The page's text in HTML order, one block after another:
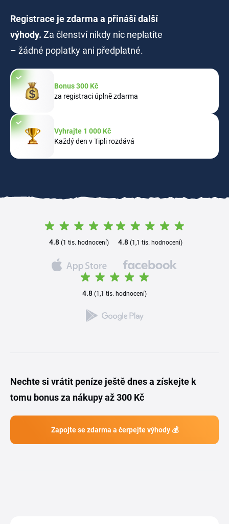
Registrace je zdarma a přináší další
výhody. Za členství nikdy nic neplatíte
– žádné poplatky ani předplatné.
Bonus 300 Kč
za registraci úplně zdarma
Vyhrajte 1 000 Kč
Každý den v Tipli rozdává
4.8 (1 tis. hodnocení) 4.8(1,1 tis. hodnocení)
4.8 (1,1 tis. hodnocení)
Nechte si vrátit peníze ještě dnes a získejte k
tomu bonus za nákupy až 300 Kč
Zapojte se zdarma a čerpejte výhody 💰